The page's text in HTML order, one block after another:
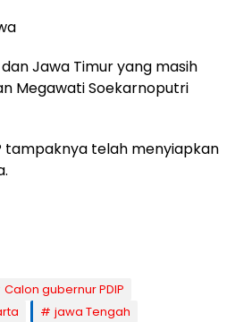
Jawa Timur yang masih
Megawati Soekarnoputri
tampaknya telah menyiapkan
Calon gubernur PDIP
jawa Tengah